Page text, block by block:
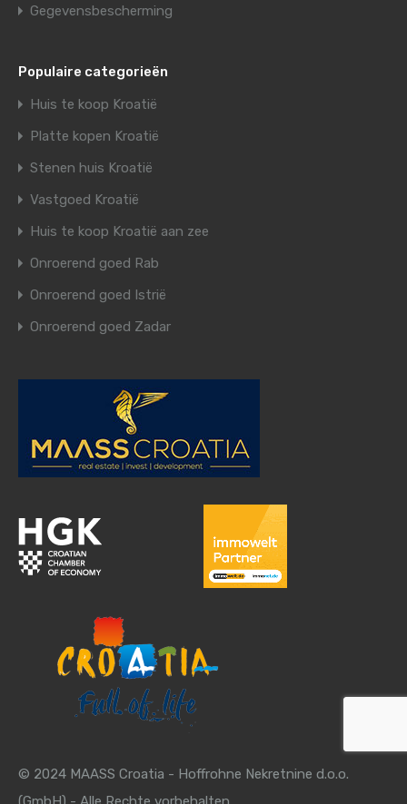
Gegevensbescherming
Populaire categorieën
Huis te koop Kroatië
Platte kopen Kroatië
Stenen huis Kroatië
Vastgoed Kroatië
Huis te koop Kroatië aan zee
Onroerend goed Rab
Onroerend goed Istrië
Onroerend goed Zadar
© 2024 MAASS Croatia - Hoffrohne Nekretnine d.o.o.